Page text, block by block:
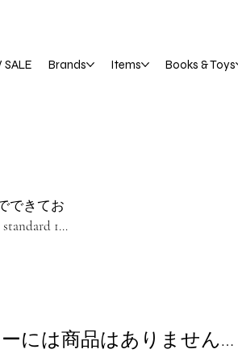
SALE Brands Items Books & Toys
できてお
100
には商品はありません…